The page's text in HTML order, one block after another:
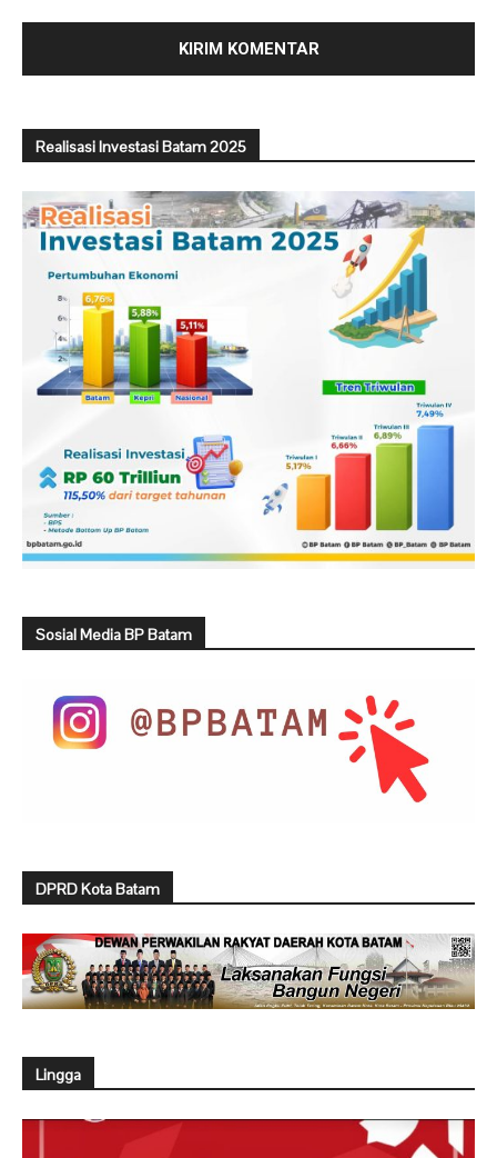
Realisasi Investasi Batam 2025
Sosial Media BP Batam
DPRD Kota Batam
Lingga